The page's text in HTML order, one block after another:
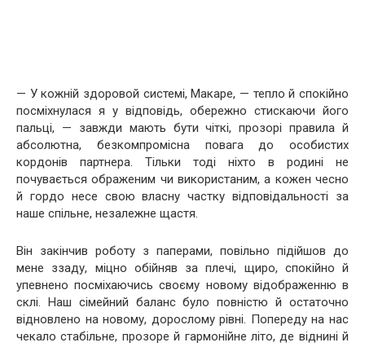
— У кожній здоровой системі, Макаре, — тепло й спокійно
посміхнулася я у відповідь, обережно стискаючи його
пальці, — завжди мають бути чіткі, прозорі правила й
абсолютна, безкомпромісна повага до особистих
кордонів партнера. Тільки тоді ніхто в родині не
почувається ображеним чи використаним, а кожен чесно
й гордо несе свою власну частку відповідальності за
наше спільне, незалежне щастя.
Він закінчив роботу з паперами, повільно підійшов до
мене ззаду, міцно обійняв за плечі, щиро, спокійно й
упевнено посміхаючись своєму новому відображенню в
склі. Наш сімейний баланс було повністю й остаточно
відновлено на новому, дорослому рівні. Попереду на нас
чекало стабільне, прозоре й гармонійне літо, де віднині й